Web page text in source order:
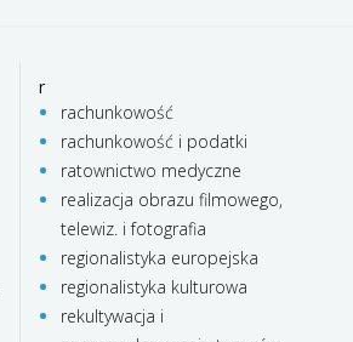
r
rachunkowość
rachunkowość i podatki
ratownictwo medyczne
realizacja obrazu filmowego,
telewiz. i fotografia
regionalistyka europejska
regionalistyka kulturowa
rekultywacja i